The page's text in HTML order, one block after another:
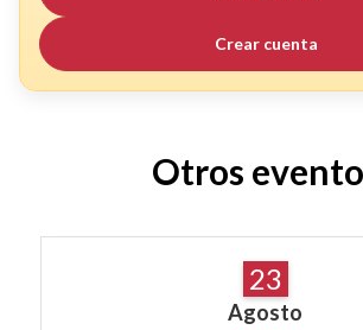
Crear cuenta
Otros
23
Agosto